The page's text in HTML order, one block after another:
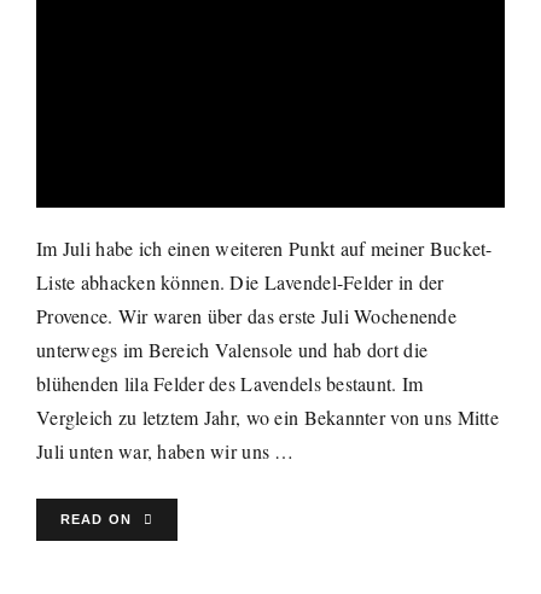
Im Juli habe ich einen weiteren Punkt auf meiner Bucket-
Liste abhacken können. Die Lavendel-Felder in der
Provence. Wir waren über das erste Juli Wochenende
unterwegs im Bereich Valensole und hab dort die
blühenden lila Felder des Lavendels bestaunt. Im
Vergleich zu letztem Jahr, wo ein Bekannter von uns Mitte
Juli unten war, haben wir uns …
READ ON